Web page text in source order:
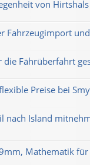
von Hirtshals
Fahrzeugimport
die Fährüberfahrt
Preise bei
nach Island
Mathematik